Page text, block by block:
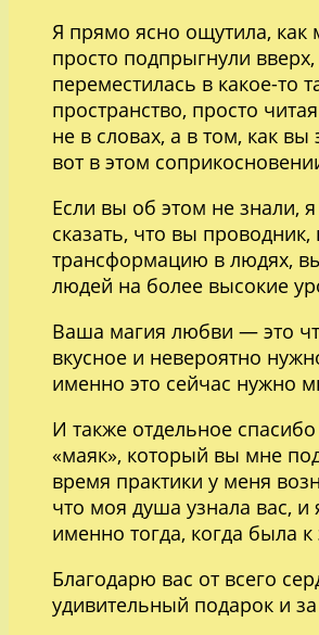
Я прямо ясно ощутила, как
просто подпрыгнули вверх,
переместилась в какое-то
пространство, просто
не в словах, а в том, как вы
вот в этом
Если вы об этом не знали,
сказать, что вы проводник,
трансформацию в людях,
людей на более высокие
Ваша магия любви — это
вкусное и невероятно
именно это сейчас нужно
И также отдельное
«маяк», который вы мне
время практики у меня
что моя душа узнала вас,
именно тогда, когда была к
Благодарю вас от всего
удивительный подарок и